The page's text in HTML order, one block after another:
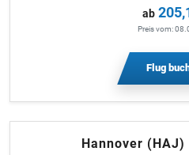
ab
Preis vom:
Flug
Hannover (HAJ)